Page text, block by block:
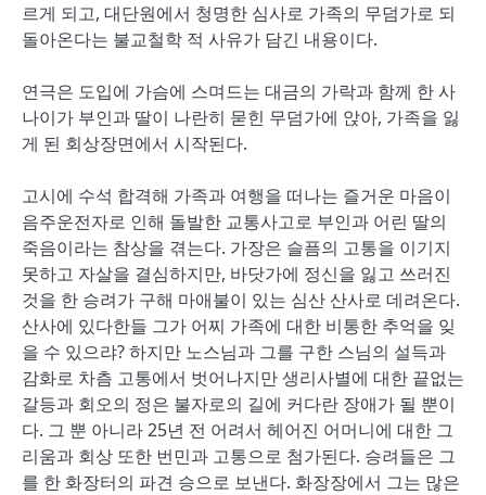
르게 되고, 대단원에서 청명한 심사로 가족의 무덤가로 되
돌아온다는 불교철학 적 사유가 담긴 내용이다.
연극은 도입에 가슴에 스며드는 대금의 가락과 함께 한 사
나이가 부인과 딸이 나란히 묻힌 무덤가에 앉아, 가족을 잃
게 된 회상장면에서 시작된다.
고시에 수석 합격해 가족과 여행을 떠나는 즐거운 마음이
음주운전자로 인해 돌발한 교통사고로 부인과 어린 딸의
죽음이라는 참상을 겪는다. 가장은 슬픔의 고통을 이기지
못하고 자살을 결심하지만, 바닷가에 정신을 잃고 쓰러진
것을 한 승려가 구해 마애불이 있는 심산 산사로 데려온다.
산사에 있다한들 그가 어찌 가족에 대한 비통한 추억을 잊
을 수 있으랴? 하지만 노스님과 그를 구한 스님의 설득과
감화로 차츰 고통에서 벗어나지만 생리사별에 대한 끝없는
갈등과 회오의 정은 불자로의 길에 커다란 장애가 될 뿐이
다. 그 뿐 아니라 25년 전 어려서 헤어진 어머니에 대한 그
리움과 회상 또한 번민과 고통으로 첨가된다. 승려들은 그
를 한 화장터의 파견 승으로 보낸다. 화장장에서 그는 많은